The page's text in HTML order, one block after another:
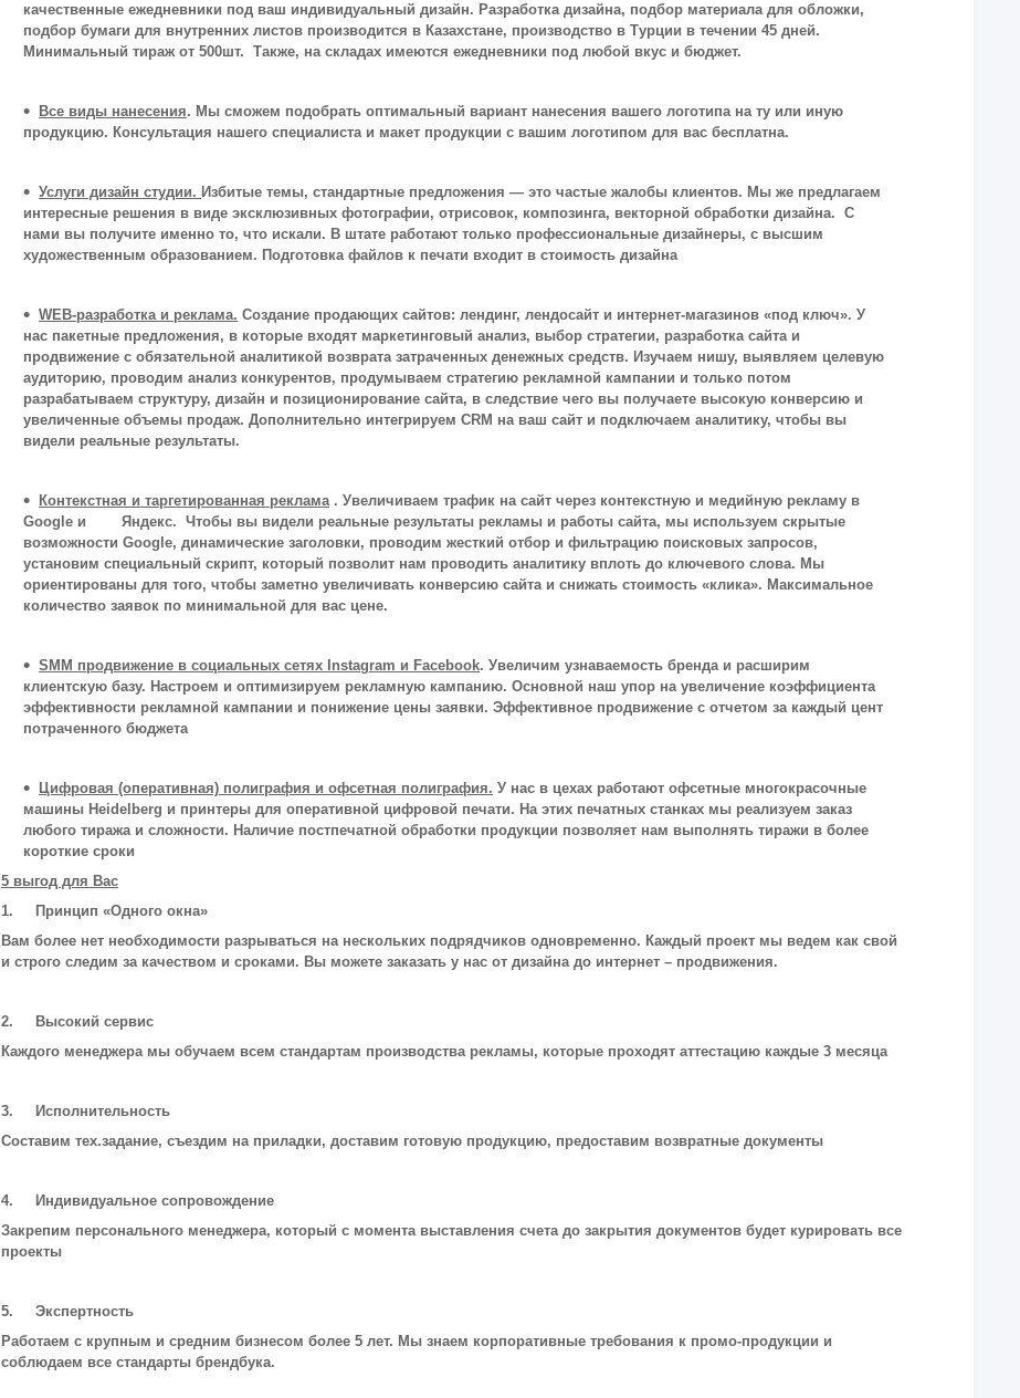
качественные ежедневники под ваш индивидуальный дизайн. Разработка дизайна, подбор материала для обложки,
подбор бумаги для внутренних листов производится в Казахстане, производство в Турции в течении 45 дней.
Минимальный тираж от 500шт. Также, на складах имеются ежедневники под любой вкус и бюджет.
Все виды нанесения. Мы сможем подобрать оптимальный вариант нанесения вашего логотипа на ту или иную
продукцию. Консультация нашего специалиста и макет продукции с вашим логотипом для вас бесплатна.
Услуги дизайн студии. Избитые темы, стандартные предложения — это частые жалобы клиентов. Мы же предлагаем
интересные решения в виде эксклюзивных фотографии, отрисовок, композинга, векторной обработки дизайна. С
нами вы получите именно то, что искали. В штате работают только профессиональные дизайнеры, с высшим
художественным образованием. Подготовка файлов к печати входит в стоимость дизайна
WEB-разработка и реклама. Создание продающих сайтов: лендинг, лендосайт и интернет-магазинов «под ключ». У
нас пакетные предложения, в которые входят маркетинговый анализ, выбор стратегии, разработка сайта и
продвижение с обязательной аналитикой возврата затраченных денежных средств. Изучаем нишу, выявляем целевую
аудиторию, проводим анализ конкурентов, продумываем стратегию рекламной кампании и только потом
разрабатываем структуру, дизайн и позиционирование сайта, в следствие чего вы получаете высокую конверсию и
увеличенные объемы продаж. Дополнительно интегрируем CRM на ваш сайт и подключаем аналитику, чтобы вы
видели реальные результаты.
Контекстная и таргетированная реклама. Увеличиваем трафик на сайт через контекстную и медийную рекламу в
Google и Яндекс. Чтобы вы видели реальные результаты рекламы и работы сайта, мы используем скрытые
возможности Google, динамические заголовки, проводим жесткий отбор и фильтрацию поисковых запросов,
установим специальный скрипт, который позволит нам проводить аналитику вплоть до ключевого слова. Мы
ориентированы для того, чтобы заметно увеличивать конверсию сайта и снижать стоимость «клика». Максимальное
количество заявок по минимальной для вас цене.
SMM продвижение в социальных сетях Instagram и Facebook. Увеличим узнаваемость бренда и расширим
клиентскую базу. Настроем и оптимизируем рекламную кампанию. Основной наш упор на увеличение коэффициента
эффективности рекламной кампании и понижение цены заявки. Эффективное продвижение с отчетом за каждый цент
потраченного бюджета
Цифровая (оперативная) полиграфия и офсетная полиграфия. У нас в цехах работают офсетные многокрасочные
машины Heidelberg и принтеры для оперативной цифровой печати. На этих печатных станках мы реализуем заказ
любого тиража и сложности. Наличие постпечатной обработки продукции позволяет нам выполнять тиражи в более
короткие сроки
5 выгод для Вас
1. Принцип «Одного окна»
Вам более нет необходимости разрываться на нескольких подрядчиков одновременно. Каждый проект мы ведем как свой
и строго следим за качеством и сроками. Вы можете заказать у нас от дизайна до интернет – продвижения.
2. Высокий сервис
Каждого менеджера мы обучаем всем стандартам производства рекламы, которые проходят аттестацию каждые 3 месяца
3. Исполнительность
Составим тех.задание, съездим на приладки, доставим готовую продукцию, предоставим возвратные документы
4. Индивидуальное сопровождение
Закрепим персонального менеджера, который с момента выставления счета до закрытия документов будет курировать все
проекты
5. Экспертность
Работаем с крупным и средним бизнесом более 5 лет. Мы знаем корпоративные требования к промо-продукции и
соблюдаем все стандарты брендбука.